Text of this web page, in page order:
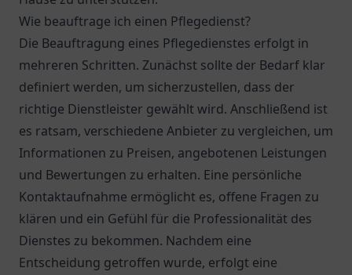
Wie beauftrage ich einen Pflegedienst?
Die Beauftragung eines Pflegedienstes erfolgt in
mehreren Schritten. Zunächst sollte der Bedarf klar
definiert werden, um sicherzustellen, dass der
richtige Dienstleister gewählt wird. Anschließend ist
es ratsam, verschiedene Anbieter zu vergleichen, um
Informationen zu Preisen, angebotenen Leistungen
und Bewertungen zu erhalten. Eine persönliche
Kontaktaufnahme ermöglicht es, offene Fragen zu
klären und ein Gefühl für die Professionalität des
Dienstes zu bekommen. Nachdem eine
Entscheidung getroffen wurde, erfolgt eine